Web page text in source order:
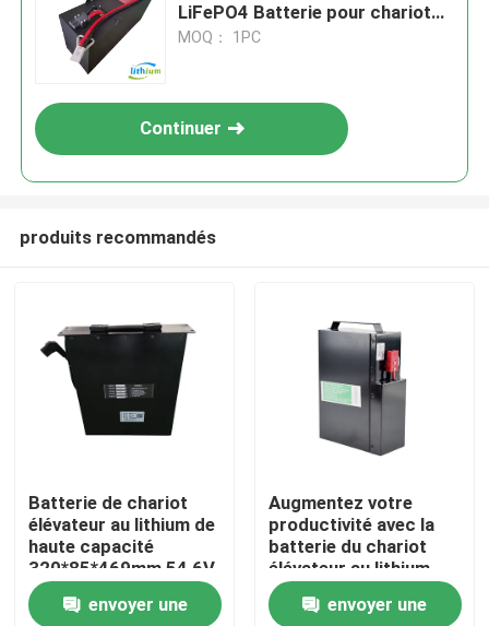
Produits
Au sujet de nous
LiFePO4 Batterie pour chariot
élévateur, chariot de golf,
MOQ： 1PC
Continuer
produits recommandés
Batterie de chariot
élévateur au lithium de
haute capacité
320*85*469mm 54,6V
Longue durée de vie
envoyer une
Augmentez votre
productivité avec la
batterie du chariot
élévateur au lithium
envoyer une